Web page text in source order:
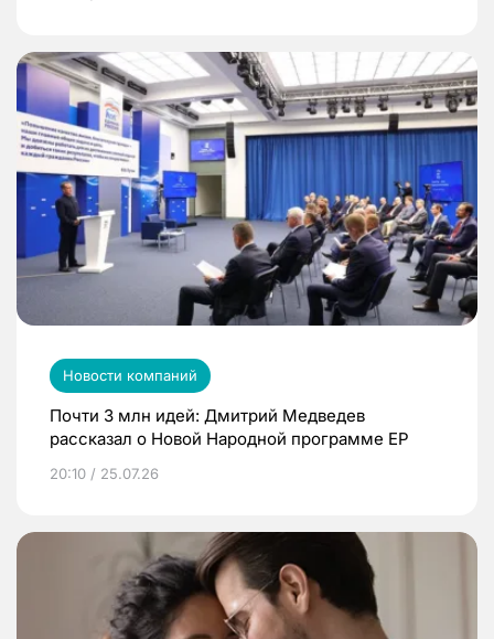
Новости компаний
Почти 3 млн идей: Дмитрий Медведев
рассказал о Новой Народной программе ЕР
20:10 / 25.07.26